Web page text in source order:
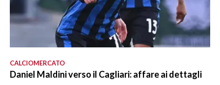
CALCIOMERCATO
Daniel Maldini verso il Cagliari: affare ai dettagli